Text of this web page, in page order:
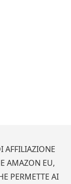
AFFILIAZIONE
AMAZON EU,
PERMETTE AI